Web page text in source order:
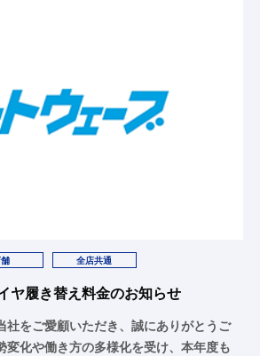
舗 全店共通
履き替え料金のお知らせ
社をご愛顧いただき、誠にありがとうご
変化や働き方の多様化を受け、本年度も